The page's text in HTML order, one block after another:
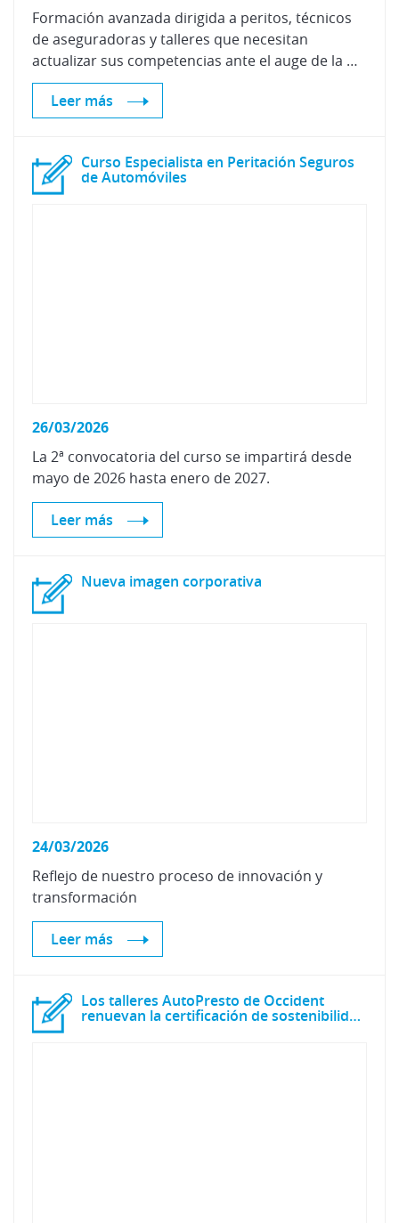
Formación avanzada dirigida a peritos, técnicos
de aseguradoras y talleres que necesitan
actualizar sus competencias ante el auge de la movilidad eléctrica.
Leer más
Curso Especialista en Peritación Seguros
de Automóviles
26/03/2026
La 2ª convocatoria del curso se impartirá desde
mayo de2026 hasta enero de2027.
Leer más
Nueva imagen corporativa
24/03/2026
Reflejo de nuestro proceso de innovación y
transformación
Leer más
Los talleres AutoPresto de Occident
renuevan la certificación de sostenibilidad CZ